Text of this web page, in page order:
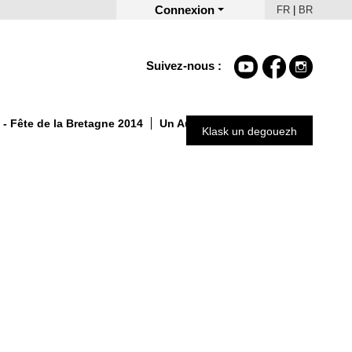
Connexion FR BR
Suivez-nous :
Fête de la Bretagne 2014 Un Automne autrement 2025
Klask un degouezh